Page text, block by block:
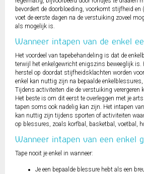
bevordert de doorbloeding, voorkomt stijfheid en
voet de eerste dagen na de verstuiking zoveel
als mogelijk is.
Wanneer intapen van de enkel
Het voordeel van tapebehandeling is dat de
terwijl het enkelgewricht enigszins beweeglijk is.
herstel op doordat stijfheidsklachten worden
enkel kan nuttig zijn na bepaalde
Tijdens activiteiten die de verstuiking verergeren
Het beste is om dit eerst te overleggen met je
tapen soms ook nadelig kan zijn. Het intapen
kan nuttig zijn tijdens sporten of activiteiten
op blessures, zoals korfbal, basketbal, voetbal,
Wanneer intapen van een enkel
Tape nooit je enkel in wanneer:
Je een bepaalde blessure hebt als een